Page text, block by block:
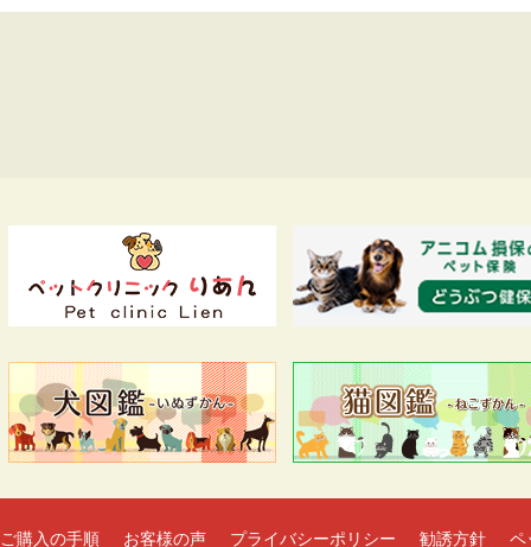
ご購入の手順 お客様の声 プライバシーポリシー 勧誘方針 ペ